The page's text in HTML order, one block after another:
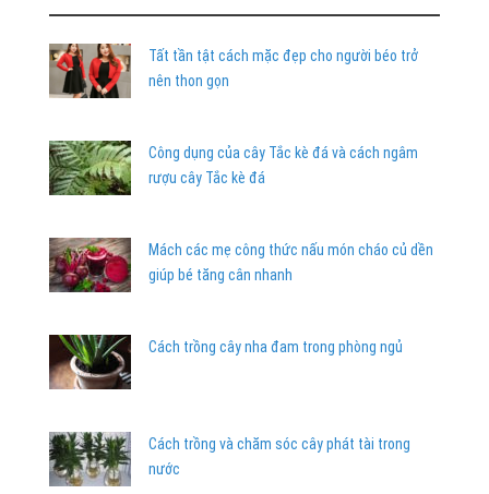
Tất tần tật cách mặc đẹp cho người béo trở
nên thon gọn
Công dụng của cây Tắc kè đá và cách ngâm
rượu cây Tắc kè đá
Mách các mẹ công thức nấu món cháo củ dền
giúp bé tăng cân nhanh
Cách trồng cây nha đam trong phòng ngủ
Cách trồng và chăm sóc cây phát tài trong
nước